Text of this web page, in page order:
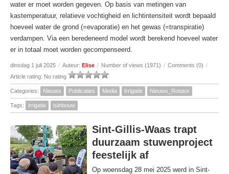
water er moet worden gegeven. Op basis van metingen van
kastemperatuur, relatieve vochtigheid en lichtintensiteit wordt bepaald
hoeveel water de grond (=evaporatie) en het gewas (=transpiratie)
verdampen. Via een beredeneerd model wordt berekend hoeveel water
er in totaal moet worden gecompenseerd.
dinsdag 1 juli 2025 / Auteur: Elise / Number of views (1971) / Comments (0) /
Article rating: No rating
Categories: Nieuws Publicaties Media Irrigatie Nieuws_Rotator
Tags: irrigatie tuinbouw
Sint-Gillis-Waas trapt
duurzaam stuwenproject
feestelijk af
Op woensdag 28 mei 2025 werd in Sint-